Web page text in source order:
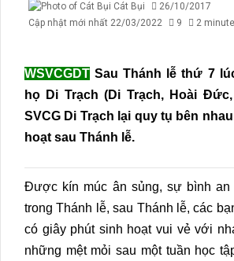
Cát Bụi
26/10/2017
Cập nhật mới nhất 22/03/2022
9 2
WSVCGDT Sau Thánh lễ thứ 7
họ Di Trạch (Di Trạch, Hoài
SVCG Di Trạch lại quy tụ bên
hoạt sau Thánh lễ.
Được kín múc ân sủng, sự bình an
trong Thánh lễ, sau Thánh lễ, các
có giây phút sinh hoạt vui vẻ với
những mệt mỏi sau một tuần học